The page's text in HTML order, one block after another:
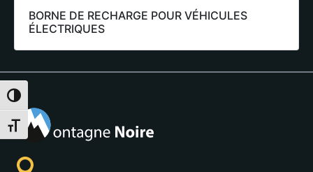
Alternar alto contraste
Alternar tamaño de letra
BORNE DE RECHARGE POUR VÉHICULES
ÉLECTRIQUES